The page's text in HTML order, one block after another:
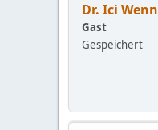
Dr. Ici Wenn
Gast
Gespeichert